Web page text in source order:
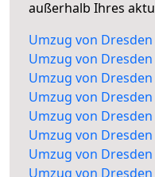
außerhalb Ihres
Umzug von
Umzug von
Umzug von
Umzug von
Umzug von
Umzug von
Umzug von
Umzug von